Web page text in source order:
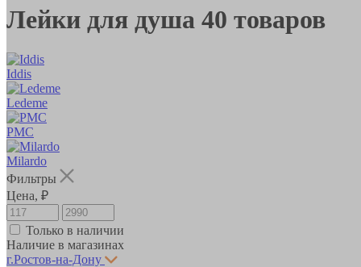
Лейки для душа 40 товаров
Iddis
Ledeme
РМС
Milardo
Фильтры
Цена, ₽
Только в наличии
Наличие в магазинах
г.Ростов-на-Дону